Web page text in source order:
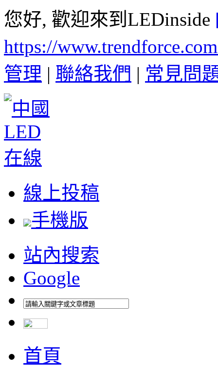
您好, 歡迎來到LEDinside
https://
管理 | 聯絡我們 | 常見問
線上投稿
手機版
站內搜索
Google
首頁